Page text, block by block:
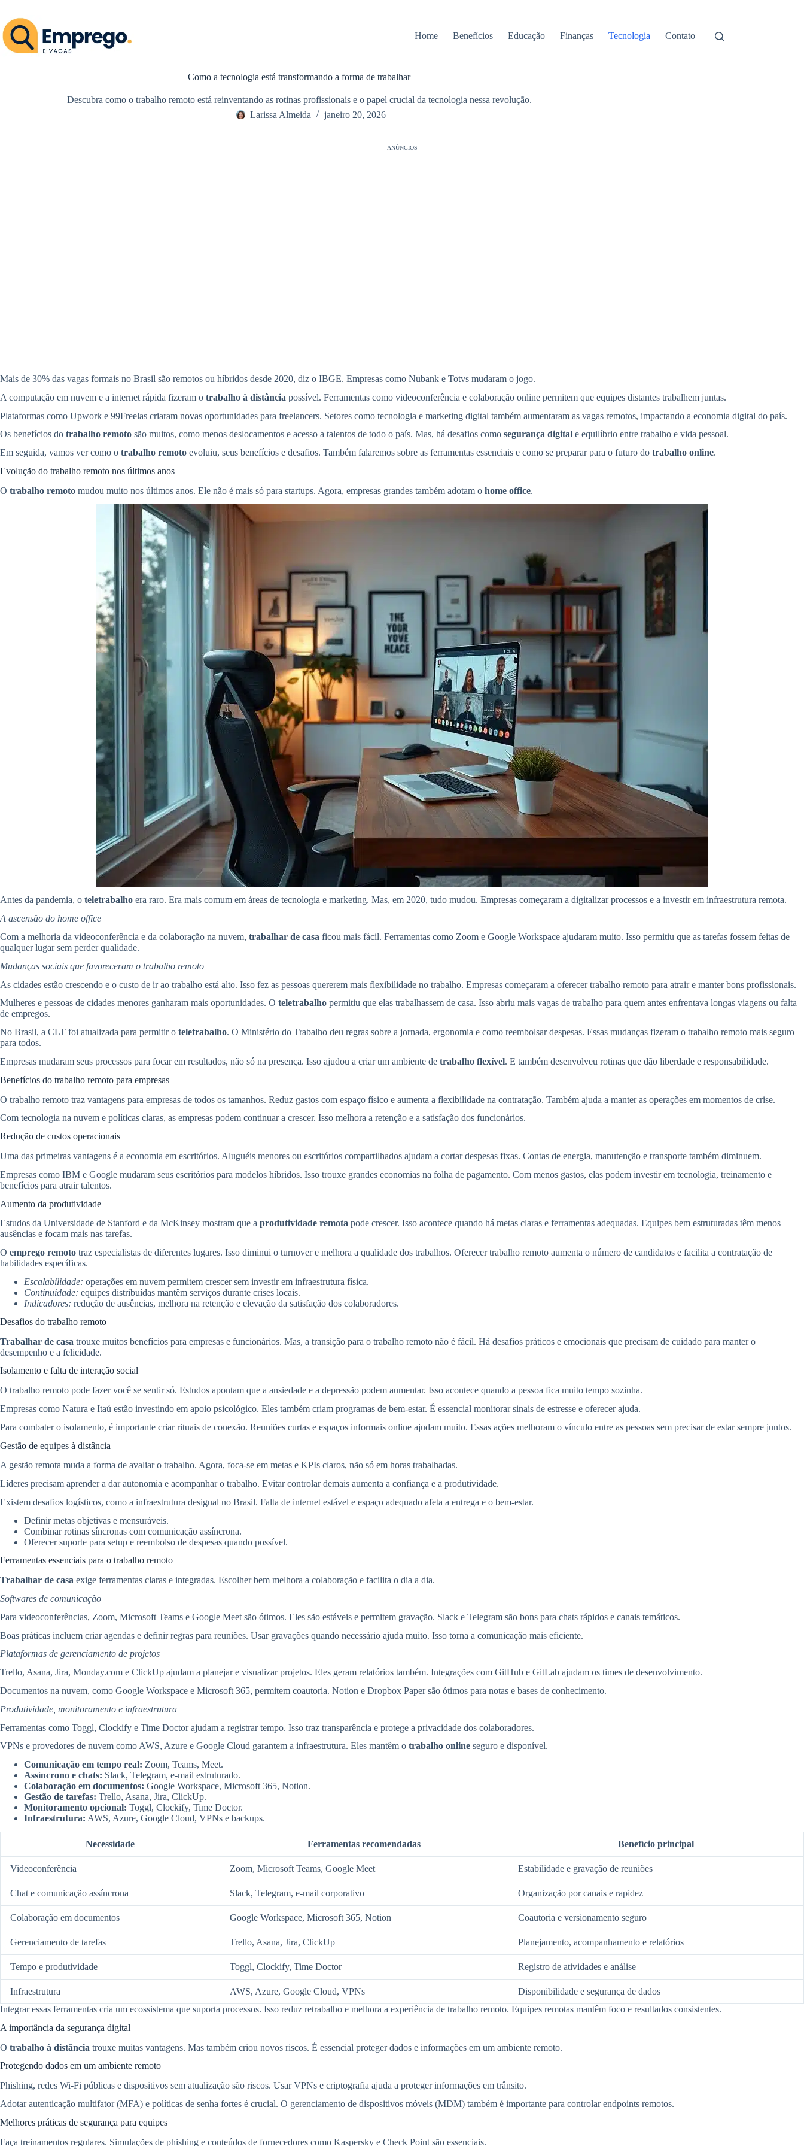
o
conteúdo
Home Benefícios Educação Finanças Tecnologia Contato
Como a tecnologia está transformando a forma de trabalhar
Descubra como o trabalho remoto está reinventando as rotinas profissionais e o papel crucial da tecnologia nessa revolução.
Larissa Almeida
janeiro 20, 2026
ANÚNCIOS
Mais de 30% das vagas formais no Brasil são remotos ou híbridos desde 2020, diz o IBGE. Empresas como Nubank e Totvs mudaram o jogo.
A computação em nuvem e a internet rápida fizeram o trabalho à distância possível. Ferramentas como videoconferência e colaboração online permitem que equipes distantes trabalhem juntas.
Plataformas como Upwork e 99Freelas criaram novas oportunidades para freelancers. Setores como tecnologia e marketing digital também aumentaram as vagas remotos, impactando a economia digital do país.
Os benefícios do trabalho remoto são muitos, como menos deslocamentos e acesso a talentos de todo o país. Mas, há desafios como segurança digital e equilíbrio entre trabalho e vida pessoal.
Em seguida, vamos ver como o trabalho remoto evoluiu, seus benefícios e desafios. Também falaremos sobre as ferramentas essenciais e como se preparar para o futuro do trabalho online.
Evolução do trabalho remoto nos últimos anos
O trabalho remoto mudou muito nos últimos anos. Ele não é mais só para startups. Agora, empresas grandes também adotam o home office.
Antes da pandemia, o teletrabalho era raro. Era mais comum em áreas de tecnologia e marketing. Mas, em 2020, tudo mudou. Empresas começaram a digitalizar processos e a investir em infraestrutura remota.
A ascensão do home office
Com a melhoria da videoconferência e da colaboração na nuvem, trabalhar de casa ficou mais fácil. Ferramentas como Zoom e Google Workspace ajudaram muito. Isso permitiu que as tarefas fossem feitas de
qualquer lugar sem perder qualidade.
Mudanças sociais que favoreceram o trabalho remoto
As cidades estão crescendo e o custo de ir ao trabalho está alto. Isso fez as pessoas quererem mais flexibilidade no trabalho. Empresas começaram a oferecer trabalho remoto para atrair e manter bons profissionais.
Mulheres e pessoas de cidades menores ganharam mais oportunidades. O teletrabalho permitiu que elas trabalhassem de casa. Isso abriu mais vagas de trabalho para quem antes enfrentava longas viagens ou falta
de empregos.
No Brasil, a CLT foi atualizada para permitir o teletrabalho. O Ministério do Trabalho deu regras sobre a jornada, ergonomia e como reembolsar despesas. Essas mudanças fizeram o trabalho remoto mais seguro
para todos.
Empresas mudaram seus processos para focar em resultados, não só na presença. Isso ajudou a criar um ambiente de trabalho flexível. E também desenvolveu rotinas que dão liberdade e responsabilidade.
Benefícios do trabalho remoto para empresas
O trabalho remoto traz vantagens para empresas de todos os tamanhos. Reduz gastos com espaço físico e aumenta a flexibilidade na contratação. Também ajuda a manter as operações em momentos de crise.
Com tecnologia na nuvem e políticas claras, as empresas podem continuar a crescer. Isso melhora a retenção e a satisfação dos funcionários.
Redução de custos operacionais
Uma das primeiras vantagens é a economia em escritórios. Aluguéis menores ou escritórios compartilhados ajudam a cortar despesas fixas. Contas de energia, manutenção e transporte também diminuem.
Empresas como IBM e Google mudaram seus escritórios para modelos híbridos. Isso trouxe grandes economias na folha de pagamento. Com menos gastos, elas podem investir em tecnologia, treinamento e
benefícios para atrair talentos.
Aumento da produtividade
Estudos da Universidade de Stanford e da McKinsey mostram que a produtividade remota pode crescer. Isso acontece quando há metas claras e ferramentas adequadas. Equipes bem estruturadas têm menos
ausências e focam mais nas tarefas.
O emprego remoto traz especialistas de diferentes lugares. Isso diminui o turnover e melhora a qualidade dos trabalhos. Oferecer trabalho remoto aumenta o número de candidatos e facilita a contratação de
habilidades específicas.
Escalabilidade: operações em nuvem permitem crescer sem investir em infraestrutura física.
Continuidade: equipes distribuídas mantêm serviços durante crises locais.
Indicadores: redução de ausências, melhora na retenção e elevação da satisfação dos colaboradores.
Desafios do trabalho remoto
Trabalhar de casa trouxe muitos benefícios para empresas e funcionários. Mas, a transição para o trabalho remoto não é fácil. Há desafios práticos e emocionais que precisam de cuidado para manter o
desempenho e a felicidade.
Isolamento e falta de interação social
O trabalho remoto pode fazer você se sentir só. Estudos apontam que a ansiedade e a depressão podem aumentar. Isso acontece quando a pessoa fica muito tempo sozinha.
Empresas como Natura e Itaú estão investindo em apoio psicológico. Eles também criam programas de bem-estar. É essencial monitorar sinais de estresse e oferecer ajuda.
Para combater o isolamento, é importante criar rituais de conexão. Reuniões curtas e espaços informais online ajudam muito. Essas ações melhoram o vínculo entre as pessoas sem precisar de estar sempre juntos.
Gestão de equipes à distância
A gestão remota muda a forma de avaliar o trabalho. Agora, foca-se em metas e KPIs claros, não só em horas trabalhadas.
Líderes precisam aprender a dar autonomia e acompanhar o trabalho. Evitar controlar demais aumenta a confiança e a produtividade.
Existem desafios logísticos, como a infraestrutura desigual no Brasil. Falta de internet estável e espaço adequado afeta a entrega e o bem-estar.
Definir metas objetivas e mensuráveis.
Combinar rotinas síncronas com comunicação assíncrona.
Oferecer suporte para setup e reembolso de despesas quando possível.
Ferramentas essenciais para o trabalho remoto
Trabalhar de casa exige ferramentas claras e integradas. Escolher bem melhora a colaboração e facilita o dia a dia.
Softwares de comunicação
Para videoconferências, Zoom, Microsoft Teams e Google Meet são ótimos. Eles são estáveis e permitem gravação. Slack e Telegram são bons para chats rápidos e canais temáticos.
Boas práticas incluem criar agendas e definir regras para reuniões. Usar gravações quando necessário ajuda muito. Isso torna a comunicação mais eficiente.
Plataformas de gerenciamento de projetos
Trello, Asana, Jira, Monday.com e ClickUp ajudam a planejar e visualizar projetos. Eles geram relatórios também. Integrações com GitHub e GitLab ajudam os times de desenvolvimento.
Documentos na nuvem, como Google Workspace e Microsoft 365, permitem coautoria. Notion e Dropbox Paper são ótimos para notas e bases de conhecimento.
Produtividade, monitoramento e infraestrutura
Ferramentas como Toggl, Clockify e Time Doctor ajudam a registrar tempo. Isso traz transparência e protege a privacidade dos colaboradores.
VPNs e provedores de nuvem como AWS, Azure e Google Cloud garantem a infraestrutura. Eles mantêm o trabalho online seguro e disponível.
Comunicação em tempo real: Zoom, Teams, Meet.
Assíncrono e chats: Slack, Telegram, e-mail estruturado.
Colaboração em documentos: Google Workspace, Microsoft 365, Notion.
Gestão de tarefas: Trello, Asana, Jira, ClickUp.
Monitoramento opcional: Toggl, Clockify, Time Doctor.
Infraestrutura: AWS, Azure, Google Cloud, VPNs e backups.
Necessidade Ferramentas recomendadas Benefício principal
Videoconferência Zoom, Microsoft Teams, Google Meet Estabilidade e gravação de reuniões
Chat e comunicação assíncrona Slack, Telegram, e-mail corporativo Organização por canais e rapidez
Colaboração em documentos Google Workspace, Microsoft 365, Notion Coautoria e versionamento seguro
Gerenciamento de tarefas Trello, Asana, Jira, ClickUp Planejamento, acompanhamento e relatórios
Tempo e produtividade Toggl, Clockify, Time Doctor Registro de atividades e análise
Infraestrutura AWS, Azure, Google Cloud, VPNs
Disponibilidade e segurança de dados
Integrar essas ferramentas cria um ecossistema que suporta processos. Isso reduz retrabalho e melhora a experiência de trabalho remoto. Equipes remotas mantêm foco e resultados consistentes.
A importância da segurança digital
O trabalho à distância trouxe muitas vantagens. Mas também criou novos riscos. É essencial proteger dados e informações em um ambiente remoto.
Protegendo dados em um ambiente remoto
Phishing, redes Wi‑Fi públicas e dispositivos sem atualização são riscos. Usar VPNs e criptografia ajuda a proteger informações em trânsito.
Adotar autenticação multifator (MFA) e políticas de senha fortes é crucial. O gerenciamento de dispositivos móveis (MDM) também é importante para controlar endpoints remotos.
Melhores práticas de segurança para equipes
Faça treinamentos regulares. Simulações de phishing e conteúdos de fornecedores como Kaspersky e Check Point são essenciais.